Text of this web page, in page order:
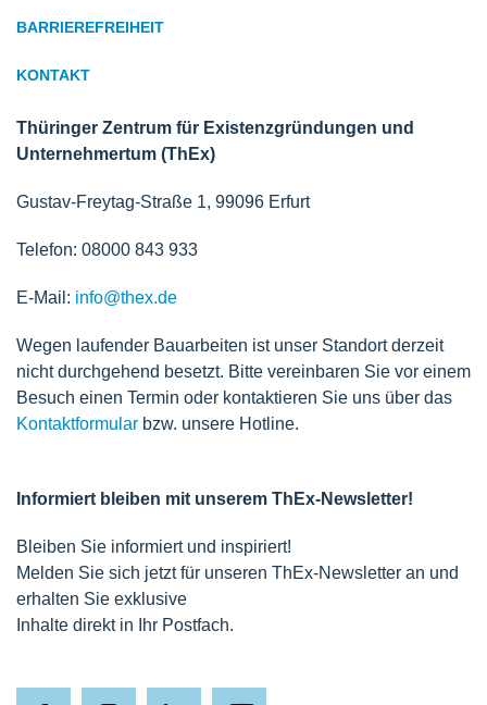
BARRIEREFREIHEIT
KONTAKT
Thüringer Zentrum für Existenzgründungen und
Unternehmertum (ThEx)
Gustav-Freytag-Straße 1, 99096 Erfurt
Telefon: 08000 843 933
E-Mail: info@thex.de
Wegen laufender Bauarbeiten ist unser Standort derzeit
nicht durchgehend besetzt. Bitte vereinbaren Sie vor einem
Besuch einen Termin oder kontaktieren Sie uns über das
Kontaktformular bzw. unsere Hotline.
Informiert bleiben mit unserem ThEx-Newsletter!
Bleiben Sie informiert und inspiriert!
Melden Sie sich jetzt für unseren ThEx-Newsletter an und
erhalten Sie exklusive
Inhalte direkt in Ihr Postfach.